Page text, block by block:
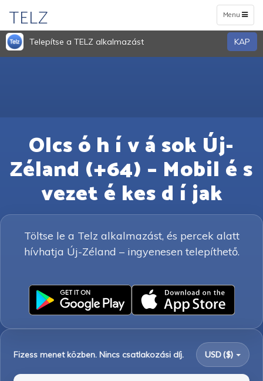
Toggle
navigation
Menu
TELZ
Telepítse a TELZ alkalmazást KAP
Olcs ó h í v á sok Új-
Zéland (+64) – Mobil é s
vezet é kes d í jak
Töltse le a Telz alkalmazást, és percek alatt
hívhatja Új-Zéland – ingyenesen telepíthető.
Fizess menet közben. Nincs csatlakozási díj. USD ($)